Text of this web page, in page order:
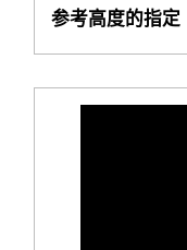
参考高度的指定